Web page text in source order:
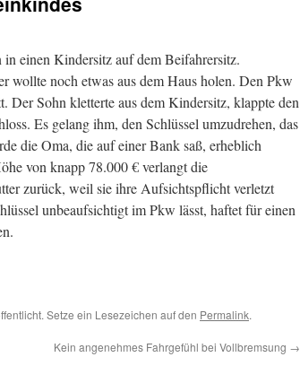
einen Kindersitz auf dem Beifahrersitz.
wollte noch etwas aus dem Haus holen. Den Pkw
Der Sohn kletterte aus dem Kindersitz, klappte den
Es gelang ihm, den Schlüssel umzudrehen, das
die Oma, die auf einer Bank saß, erheblich
von knapp 78.000 € verlangt die
zurück, weil sie ihre Aufsichtspflicht verletzt
unbeaufsichtigt im Pkw lässt, haftet für einen
Setze ein Lesezeichen auf den Permalink.
Kein angenehmes Fahrgefühl bei Vollbremsung →